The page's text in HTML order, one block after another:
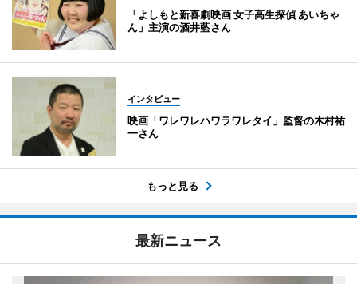
「よしもと新喜劇映画 女子高生探偵 あいちゃ
ん」主演の酒井藍さん
インタビュー
映画「ワレワレハワラワレタイ」監督の木村祐
一さん
もっと見る
最新ニュース